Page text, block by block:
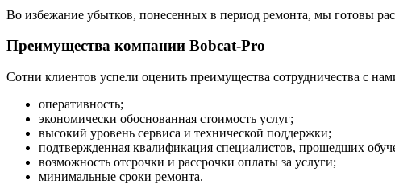
Во избежание убытков, понесенных в период ремонта, мы готовы
Преимущества компании Bobcat-Pro
Сотни клиентов успели оценить преимущества сотрудничества с
оперативность;
экономически обоснованная стоимость услуг;
высокий уровень сервиса и технической поддержки;
подтвержденная квалификация специалистов, прошедших
возможность отсрочки и рассрочки оплаты за услуги;
минимальные сроки ремонта.